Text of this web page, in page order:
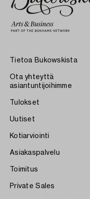
Tietoa Bukowskista
Ota yhteyttä
asiantuntijoihimme
Tulokset
Uutiset
Kotiarviointi
Asiakaspalvelu
Toimitus
Private Sales